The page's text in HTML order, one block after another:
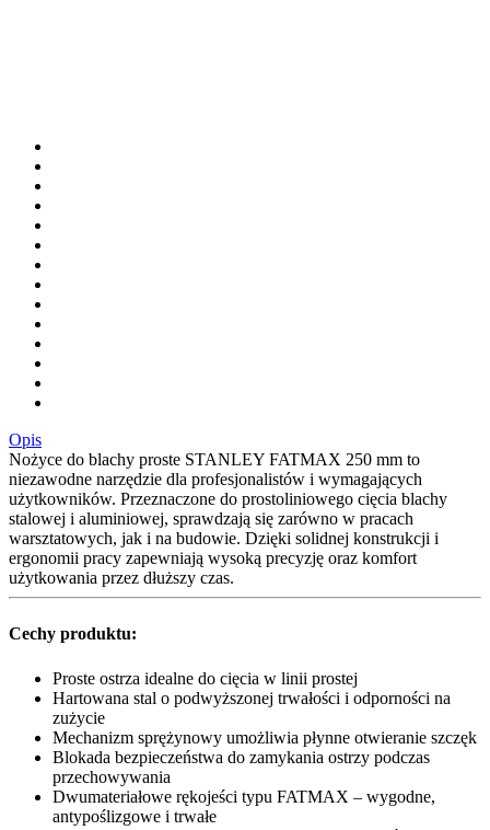
Opis
Nożyce do blachy proste STANLEY FATMAX 250 mm to
niezawodne narzędzie dla profesjonalistów i wymagających
użytkowników. Przeznaczone do prostoliniowego cięcia blachy
stalowej i aluminiowej, sprawdzają się zarówno w pracach
warsztatowych, jak i na budowie. Dzięki solidnej konstrukcji i
ergonomii pracy zapewniają wysoką precyzję oraz komfort
użytkowania przez dłuższy czas.
Cechy produktu:
Proste ostrza idealne do cięcia w linii prostej
Hartowana stal o podwyższonej trwałości i odporności na
zużycie
Mechanizm sprężynowy umożliwia płynne otwieranie szczęk
Blokada bezpieczeństwa do zamykania ostrzy podczas
przechowywania
Dwumateriałowe rękojeści typu FATMAX – wygodne,
antypoślizgowe i trwałe